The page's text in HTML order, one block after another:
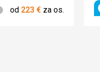
Informácie
od 223 € za os.